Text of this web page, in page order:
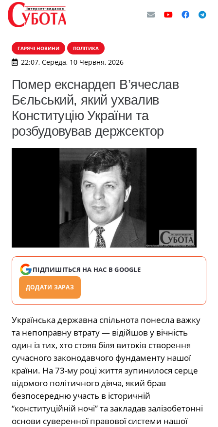
ГАРЯЧІ НОВИНИ ПОЛІТИКА
22:07, Середа, 10 Червня, 2026
Помер екснардеп В’ячеслав
Бєльський, який ухвалив
Конституцію України та
розбудовував держсектор
ПІДПИШІТЬСЯ НА НАС В GOOGLE
ДОДАТИ ЗАРАЗ
Українська державна спільнота понесла важку
та непоправну втрату — відійшов у вічність
один із тих, хто стояв біля витоків створення
сучасного законодавчого фундаменту нашої
країни. На 73-му році життя зупинилося серце
відомого політичного діяча, який брав
безпосередню участь в історичній
“конституційній ночі” та закладав залізобетонні
основи суверенної правової системи нашої